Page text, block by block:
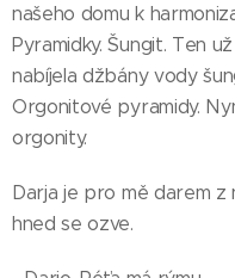
našeho domu k
Pyramidky. Šungit. Ten
nabíjela džbány vody
Orgonitové pyramidy.
orgonity.
Darja je pro mě darem
hned se ozve.